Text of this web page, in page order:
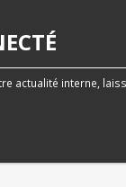
actualité interne,